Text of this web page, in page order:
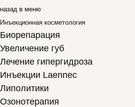
назад в меню
Инъекционная косметология
Биорепарация
Увеличение губ
Лечение гипергидроза
Инъекции Laennec
Липолитики
Озонотерапия